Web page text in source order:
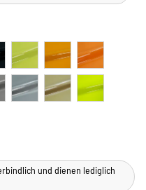
und dienen lediglich